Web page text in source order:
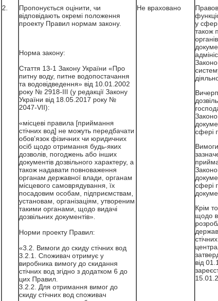
2.
Пропонується оцінити, чи
відповідають окремі положення
проекту Правил нормам закону.
Норма закону:
Стаття 13-1 Закону України «Про
питну воду, питне водопостачання
та водовідведення» від 10.01.2002
року № 2918-III (у редакції Закону
України від 18.05.2017 року №
2047-VII):
«місцеві правила [приймання
стічних вод] не можуть передбачати
обов'язок фізичних чи юридичних
осіб щодо отримання будь-яких
дозволів, погоджень або інших
документів дозвільного характеру, а
також надавати повноваження
органам державної влади, органам
місцевого самоврядування, їх
посадовим особам, підприємствам,
установам, організаціям, утвореним
такими органами, щодо видачі
дозвільних документів».
Норми проекту Правил:
«3.2. Вимоги до скиду стічних вод
3.2.1. Споживач отримує у
виробника вимогу до скидання
стічних вод згідно з додатком 6 до
цих Правил.
3.2.2. Для отримання вимог до
скиду стічних вод споживач
Не враховано
у
також
сфері
сфері
Крім
щодо
від